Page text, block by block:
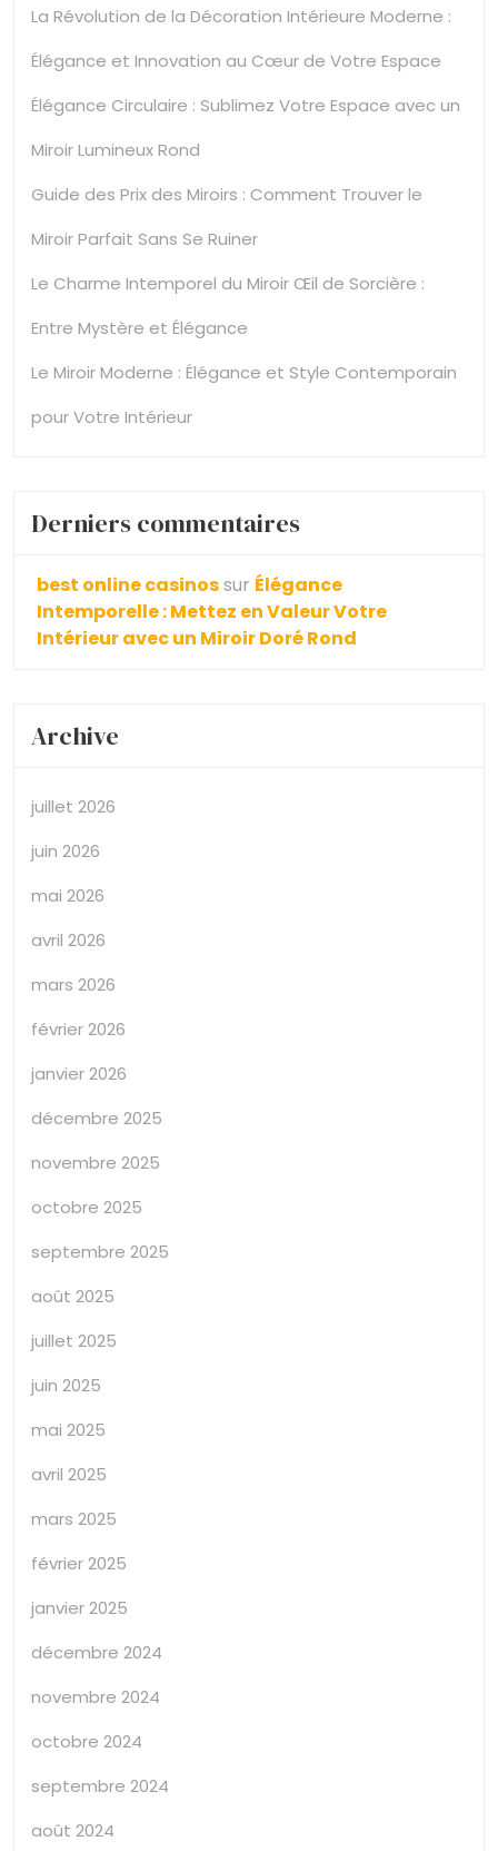
La Révolution de la Décoration Intérieure Moderne :
Élégance et Innovation au Cœur de Votre Espace
Élégance Circulaire : Sublimez Votre Espace avec un
Miroir Lumineux Rond
Guide des Prix des Miroirs : Comment Trouver le
Miroir Parfait Sans Se Ruiner
Le Charme Intemporel du Miroir Œil de Sorcière :
Entre Mystère et Élégance
Le Miroir Moderne : Élégance et Style Contemporain
pour Votre Intérieur
Derniers commentaires
best online casinossur Élégance
Intemporelle : Mettez en Valeur Votre
Intérieur avec un Miroir Doré Rond
Archive
juillet 2026
juin 2026
mai 2026
avril 2026
mars 2026
février 2026
janvier 2026
décembre 2025
novembre 2025
octobre 2025
septembre 2025
août 2025
juillet 2025
juin 2025
mai 2025
avril 2025
mars 2025
février 2025
janvier 2025
décembre 2024
novembre 2024
octobre 2024
septembre 2024
août 2024